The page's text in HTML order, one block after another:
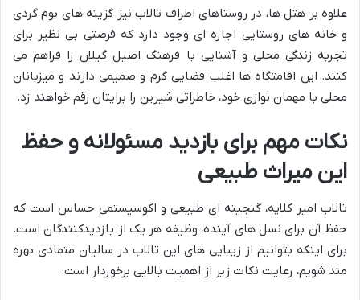
علاوه بر هتل ها، در روستاهای اطراف تالاب نیز گزینه های بوم گردی
و خانه های روستایی اجاره ای وجود دارد که فرصتی بی نظیر برای
تجربه زندگی محلی و آشنایی با فرهنگ اصیل گیلان را فراهم می
کنند. این اقامتگاه ها اغلب فضایی گرم و صمیمی دارند و میزبانان
محلی با مهمان نوازی خود، خاطراتی شیرین را برایتان رقم خواهند زد.
نکات مهم برای بازدید مسئولانه و حفظ
این میراث طبیعی
تالاب امیر کلایه، گنجینه ای طبیعی و اکوسیستمی حساس است که
حفظ آن برای نسل های آینده، وظیفه هر یک از بازدیدکنندگان است.
برای اینکه بتوانیم از زیبایی های این تالاب در سالیان متمادی بهره
مند شویم، رعایت نکات زیر از اهمیت بالایی برخوردار است: